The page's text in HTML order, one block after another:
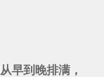
早到晚排满，